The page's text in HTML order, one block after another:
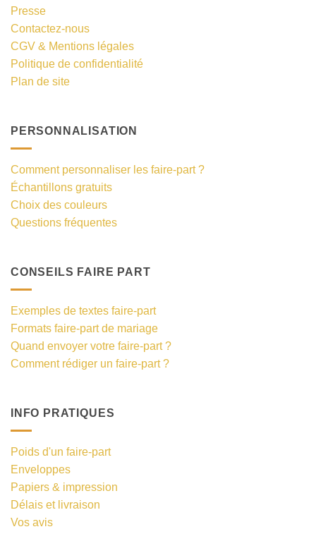
Presse
Contactez-nous
CGV & Mentions légales
Politique de confidentialité
Plan de site
PERSONNALISATION
Comment personnaliser les faire-part ?
Échantillons gratuits
Choix des couleurs
Questions fréquentes
CONSEILS FAIRE PART
Exemples de textes faire-part
Formats faire-part de mariage
Quand envoyer votre faire-part ?
Comment rédiger un faire-part ?
INFO PRATIQUES
Poids d'un faire-part
Enveloppes
Papiers & impression
Délais et livraison
Vos avis